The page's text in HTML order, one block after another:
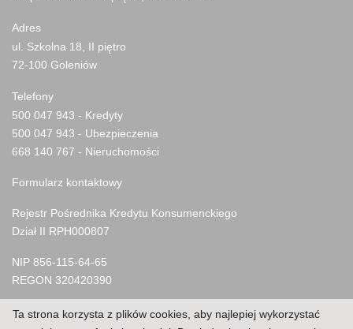
Ta strona korzysta z plików cookies, aby najlepiej wykorzystać
Rejestr Pośrednika Kredytu Konsumenckiego
Dział II RPH000807
NIP 856-115-64-65
REGON 320420390
© 2023 Anna Polak Pośrednictwo Kredytowe
Adres
ul. Szkolna 18, II piętro
72-100 Goleniów
Telefony
500 047 943 - Kredyty
500 047 943 - Ubezpieczenia
668 140 767 - Nieruchomości
Formularz kontaktowy